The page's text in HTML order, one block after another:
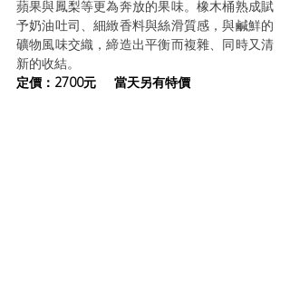
蘋果與鳳梨等更為奔放的果味。橡木桶熟成賦
予奶油吐司、細緻香料與絲滑質感，與鹹鮮的
礦物風味交織，締造出平衡而複雜、同時又清
新的收結。
定價：2700元
當天另有特價